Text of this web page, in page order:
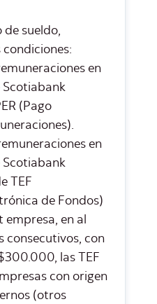
de sueldo,
en
Scotiabank
(Pago
en
Scotiabank
TEF
de Fondos)
empresa, en al
consecutivos, con
las TEF
con origen
(otros